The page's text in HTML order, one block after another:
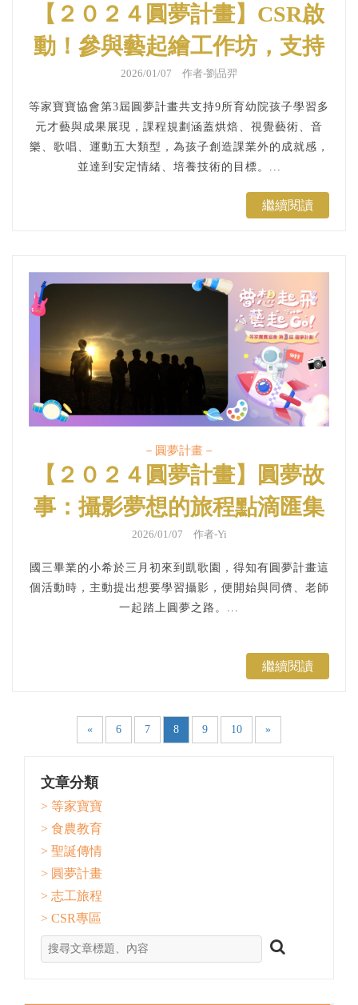
【２０２４圓夢計畫】CSR啟
動！參與藝起繪工作坊，支持
育幼院孩子圓夢
2026/01/07 作者-劉品羿
等家寶寶協會第3屆圓夢計畫共支持9所育幼院孩子學習多
元才藝與成果展現，課程規劃涵蓋烘焙、視覺藝術、音
樂、歌唱、運動五大類型，為孩子創造課業外的成就感，
並達到安定情緒、培養技術的目標。...
繼續閱讀
－圓夢計畫－
【２０２４圓夢計畫】圓夢故
事：攝影夢想的旅程點滴匯集
成信任
2026/01/07 作者-Yi
國三畢業的小希於三月初來到凱歌園，得知有圓夢計畫這
個活動時，主動提出想要學習攝影，便開始與同儕、老師
一起踏上圓夢之路。...
繼續閱讀
« 6 7 8 9 10 »
文章分類
> 等家寶寶
> 食農教育
> 聖誕傳情
> 圓夢計畫
> 志工旅程
> CSR專區